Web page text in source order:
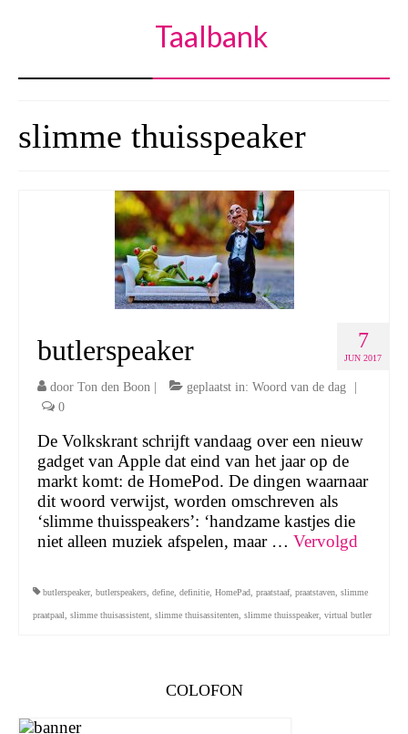
Taalbank
slimme thuisspeaker
7
JUN 2017
butlerspeaker
door Ton den Boon geplaatst in: Woord van de dag
0
De Volkskrant schrijft vandaag over een nieuw
gadget van Apple dat eind van het jaar op de
markt komt: de HomePod. De dingen waarnaar
dit woord verwijst, worden omschreven als
‘slimme thuisspeakers’: ‘handzame kastjes die
niet alleen muziek afspelen, maar … Vervolgd
butlerspeaker, butlerspeakers define definitie HomePad praatstaaf, praatstaven slimme
praatpaal slimme thuisassistent slimme thuisassitenten slimme thuisspeaker, virtual butler
COLOFON